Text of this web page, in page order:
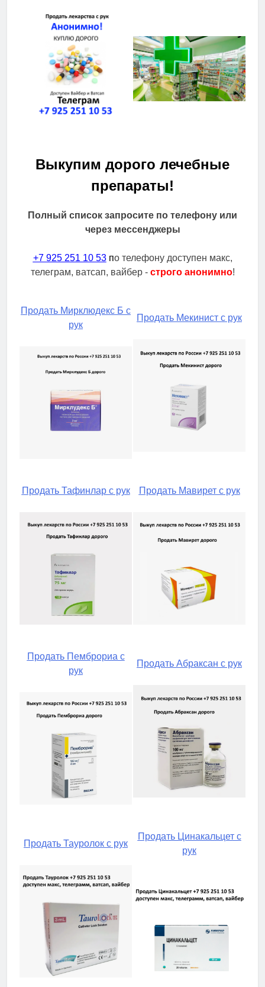
Выкупим дорого лечебные
препараты!
Полный список запросите по телефону или
через мессенджеры
+7 925 251 10 53по телефону доступен макс,
телеграм, ватсап, вайбер - строго анонимно!
Продать Мирклюдекс Б с
рук
Продать Мекинист с рук
Продать Тафинлар с рук Продать Мавирет с рук
Продать Пемброриа с
рук
Продать Абраксан с рук
Продать Тауролок с рук
Продать Цинакальцет с
рук